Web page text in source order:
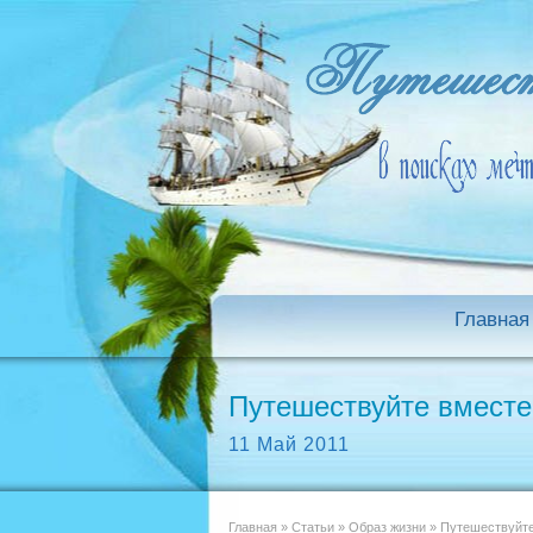
Главная
Путешествуйте
11 Май 2011
Главная » Статьи » Образ жизни »